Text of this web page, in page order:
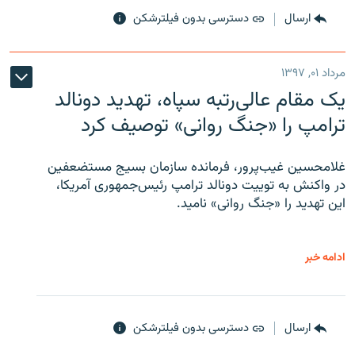
ارسال دسترسی بدون فیلترشکن
مرداد ۰۱, ۱۳۹۷
یک مقام عالی‌رتبه سپاه، تهدید دونالد
ترامپ را «جنگ روانی» توصیف کرد
غلامحسین غیب‌پرور، فرمانده سازمان بسیج مستضعفین
در واکنش به توییت دونالد ترامپ رئیس‌جمهوری آمریکا،
این تهدید را «جنگ روانی» نامید.
ادامه خبر
ارسال دسترسی بدون فیلترشکن